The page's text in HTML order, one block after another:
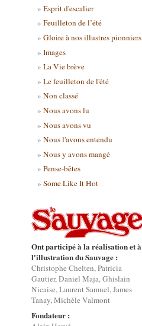
Esprit d'escalier
Feuilleton de l’été
Gloire à nos illustres pionniers
Images
La Vie brève
Le feuilleton de l'été
Non classé
Nous avons lu
Nous avons vu
Nous l'avons entendu
Nous y avons mangé
Pense-bêtes
Some Like It Hot
Ont participé à la réalisation et à
l'illustration du Sauvage :
Christophe Chelten, Patricia
Gautier, Daniel Maja, Ghislain
Nicaise, Laurent Samuel, James
Tanay, Michèle Valmont
Fondateur :